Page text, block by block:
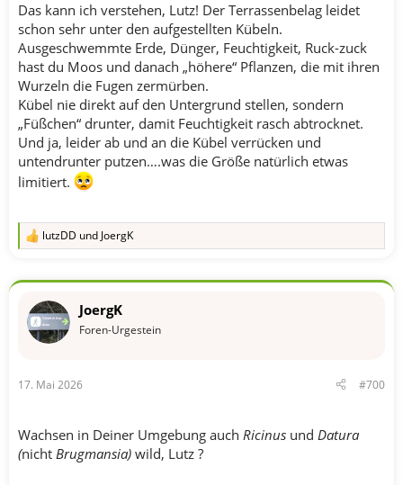
Das kann ich verstehen, Lutz! Der Terrassenbelag leidet
schon sehr unter den aufgestellten Kübeln.
Ausgeschwemmte Erde, Dünger, Feuchtigkeit, Ruck-zuck
hast du Moos und danach „höhere“ Pflanzen, die mit ihren
Wurzeln die Fugen zermürben.
Kübel nie direkt auf den Untergrund stellen, sondern
„Füßchen“ drunter, damit Feuchtigkeit rasch abtrocknet.
Und ja, leider ab und an die Kübel verrücken und
untendrunter putzen….was die Größe natürlich etwas
limitiert.
R
k
o
:
lutzDD und JoergK
JoergK
Foren-Urgestein
17. Mai 2026 #700
Wachsen in Deiner Umgebung auch Ricinus und Datura
(nicht Brugmansia) wild, Lutz ?